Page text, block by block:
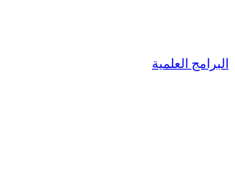
البرامج العلمية